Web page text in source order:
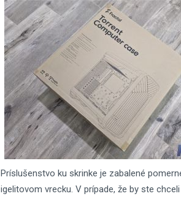
Príslušenstvo ku skrinke je zabalené
igelitovom vrecku. V prípade, že by ste